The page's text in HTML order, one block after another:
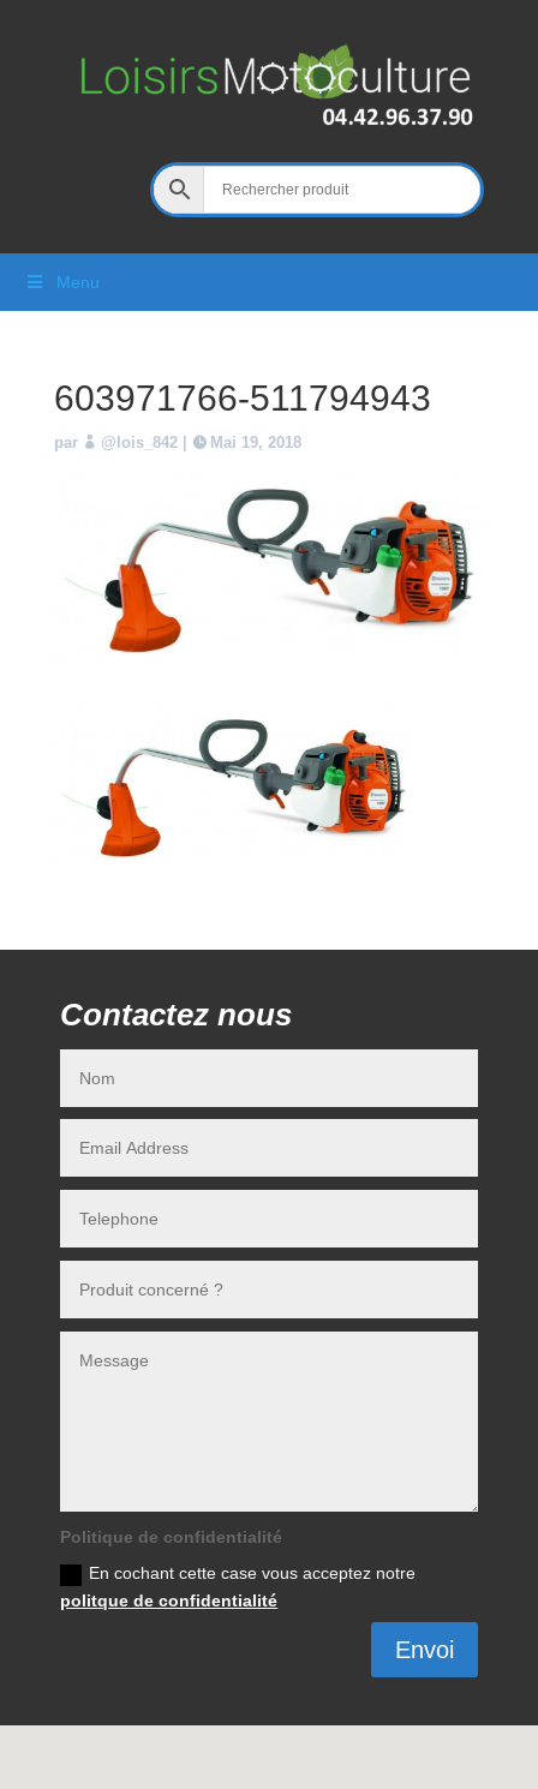
Menu
603971766-511794943
par @lois_842| Mai 19, 2018
Contactez nous
Politique de confidentialité
En cochant cette case vous acceptez notre
politque de confidentialité
Envoi